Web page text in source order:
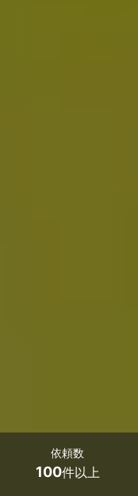
依頼数
100件以上